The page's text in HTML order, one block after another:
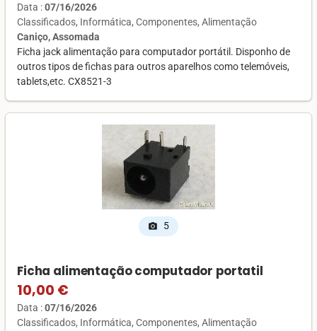
Data :07/16/2026
Classificados Informática Componentes Alimentação
Caniço, Assomada
Ficha jack alimentação para computador portátil. Disponho de
outros tipos de fichas para outros aparelhos como telemóveis,
tablets,etc. CX8521-3
photo_camera 5
Ficha alimentação computador portatil
10,00 €
Data :07/16/2026
Classificados Informática Componentes Alimentação